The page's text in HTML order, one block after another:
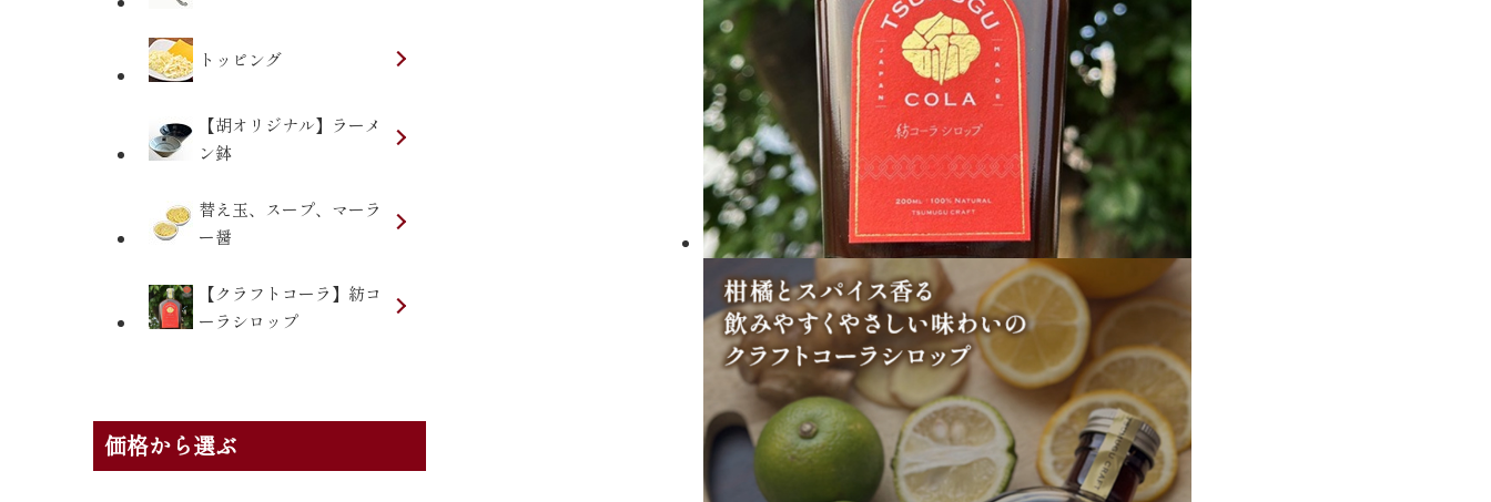
トッピング
【胡オリジナル】ラーメ
ン鉢
替え玉、スープ、マーラ
ー醤
【クラフトコーラ】紡コ
ーラシロップ
価格から選ぶ